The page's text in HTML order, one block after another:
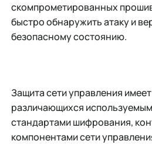
скомпрометированных
быстро обнаружить атаку и
безопасному состоянию.
Защита сети управления
различающихся
стандартами шифрования,
компонентами сети